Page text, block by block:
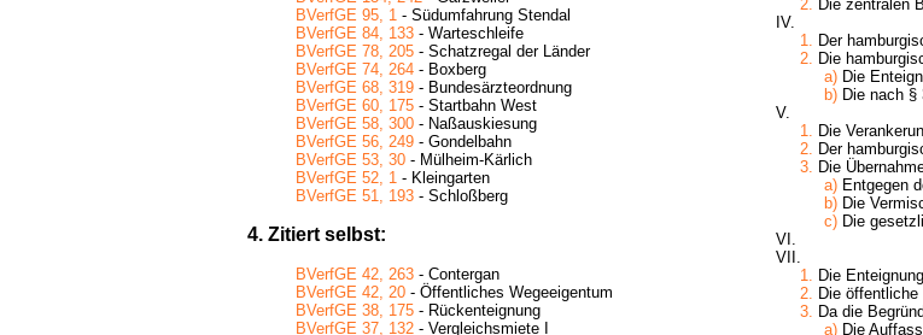
BVerfGE 95, 1 - Südumfahrung Stendal
BVerfGE 84, 133 - Warteschleife
BVerfGE 78, 205 - Schatzregal der Länder
BVerfGE 74, 264 - Boxberg
BVerfGE 68, 319 - Bundesärzteordnung
BVerfGE 60, 175 - Startbahn West
BVerfGE 58, 300 - Naßauskiesung
BVerfGE 56, 249 - Gondelbahn
BVerfGE 53, 30 - Mülheim-Kärlich
BVerfGE 52, 1 - Kleingarten
BVerfGE 51, 193 - Schloßberg
4. Zitiert selbst:
BVerfGE 42, 263 - Contergan
BVerfGE 42, 20 - Öffentliches Wegeeigentum
BVerfGE 38, 175 - Rückenteignung
BVerfGE 37, 132 - Vergleichsmiete I
2. Die zentralen
IV.
1. Der
2. Die
a) Die
b) Die nach
V.
1. Die
2. Der
3. Die
a) Entgegen
b) Die
c) Die
VI.
VII.
1. Die
2. Die
3. Da die
a) Die